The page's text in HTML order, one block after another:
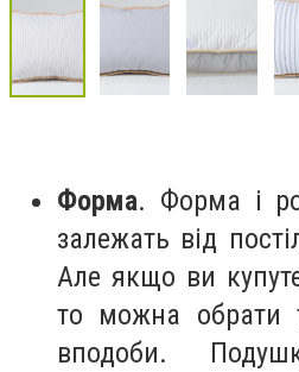
Форма. Форма і
залежать від
Але якщо ви
то можна обрати
вподоби.